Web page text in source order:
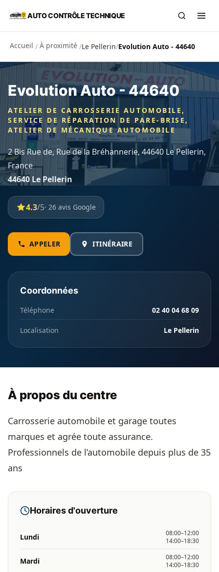
Aller au contenu principal
AUTO CONTRÔLE TECHNIQUE
Accueil / À proximité /Le Pellerin/Evolution Auto - 44640
Evolution Auto - 44640
ATELIER DE CARROSSERIE AUTOMOBILE,
SERVICE DE RÉPARATION DE PARE-BRISE,
ATELIER DE MÉCANIQUE AUTOMOBILE
2 Bis Rue de, Rue de la Bréhannerie, 44640 Le Pellerin,
France
44640 Le Pellerin
4.3/5· 26 avis Google
APPELER ITINÉRAIRE
Coordonnées
Téléphone 02 40 04 68 09
Localisation Le Pellerin
À propos du centre
Carrosserie automobile et garage toutes
marques et agrée toute assurance.
Professionnels de l’automobile depuis plus de 35
ans
Horaires d'ouverture
Lundi
08:00–12:00
14:00–18:30
Mardi
08:00–12:00
14:00–18:30